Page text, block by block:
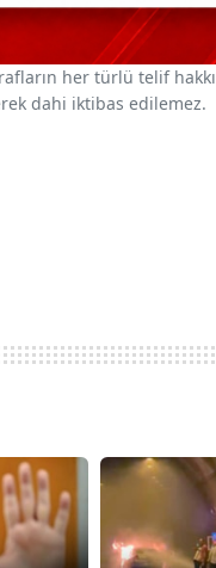
her türlü telif hakkı
dahi iktibas edilemez.